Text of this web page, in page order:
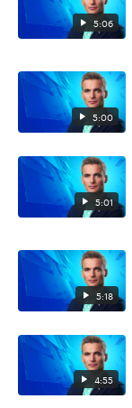
5:06
5:00
5:01
5:18
4:55